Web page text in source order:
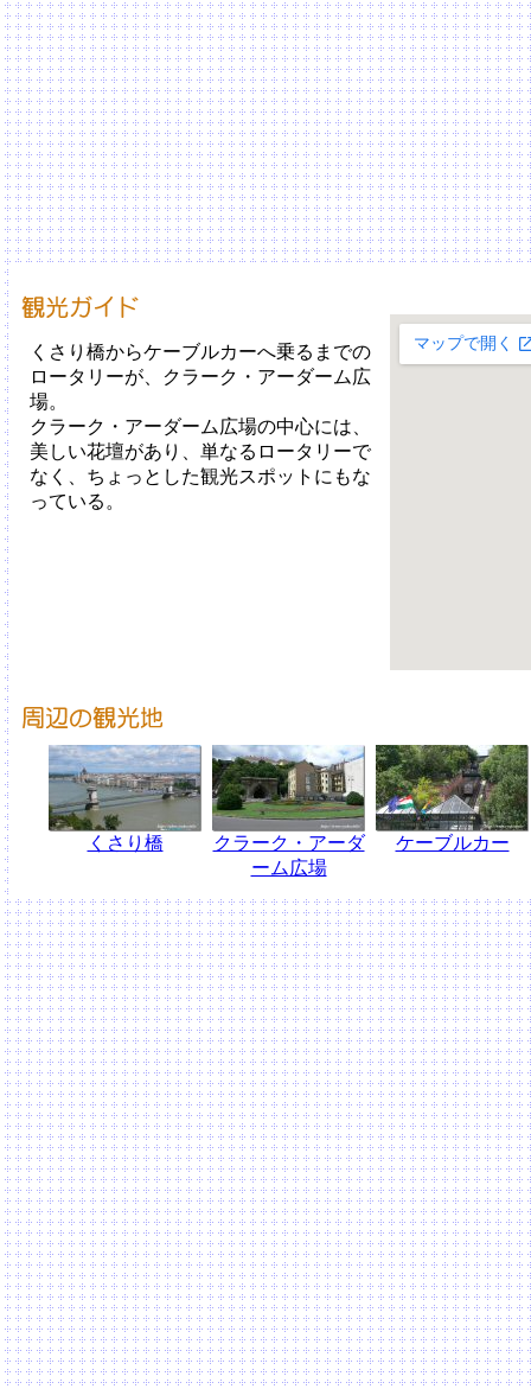
くさり橋からケーブルカーへ乗るまでの
ロータリーが、クラーク・アーダーム広
場。
クラーク・アーダーム広場の中心には、
美しい花壇があり、単なるロータリーで
なく、ちょっとした観光スポットにもな
っている。
くさり橋
クラーク・アーダ
ーム広場
ケーブルカー